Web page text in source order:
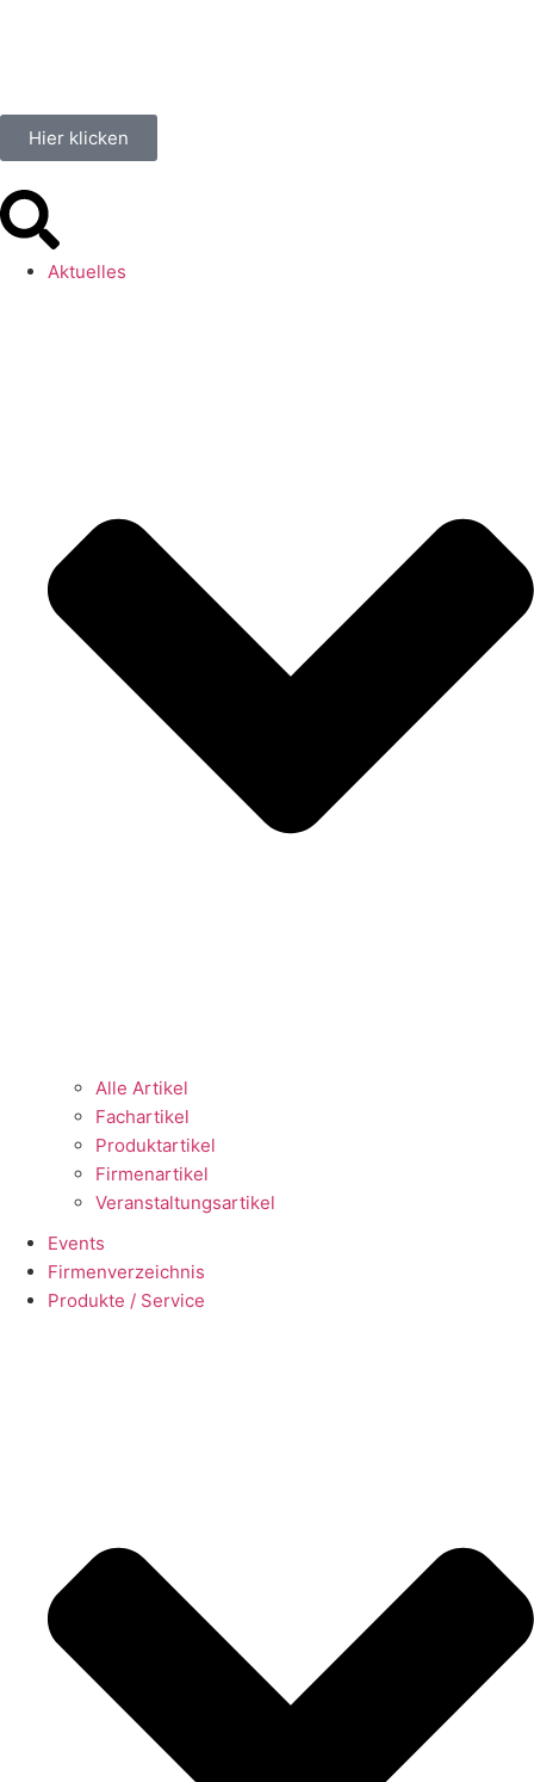
Hier klicken
Aktuelles
Alle Artikel
Fachartikel
Produktartikel
Firmenartikel
Veranstaltungsartikel
Events
Firmenverzeichnis
Produkte / Service